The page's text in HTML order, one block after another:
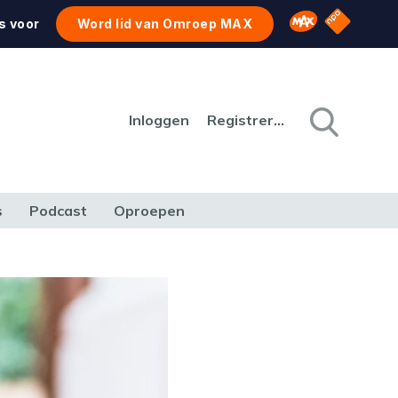
voor Word lid van Omroep MAX Omroep MAX
NPO
Inloggen Registreren
Podcast Oproepen